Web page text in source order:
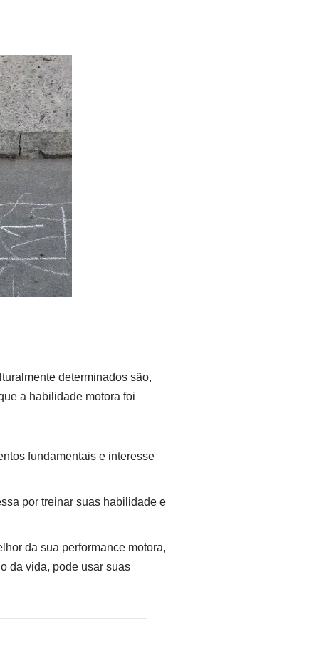
determinados são,
a habilidade motora foi
fundamentais e interesse
por treinar suas habilidade e
da sua performance motora,
da vida, pode usar suas